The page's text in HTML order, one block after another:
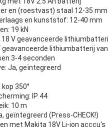
en (roestvast) staal 12-35 mm
en kunststof: 12-40 mm
19 kN
18 V geavanceerde
geavanceerde lithiumbatterij
3-4 seconden
Ja, geïntegreerd
350°
IP 44
10 m
geïntegreerd (Press-CHECK!)
met Makita 18V Li-ion acccu's